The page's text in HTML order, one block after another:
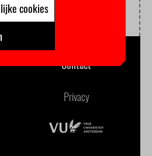
Contact
Privacy
cookies